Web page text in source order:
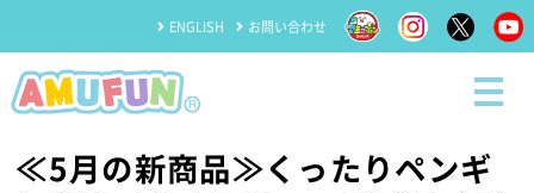
ENGLISH お問い合わせ
≪5月の新商品≫くったりペンギ